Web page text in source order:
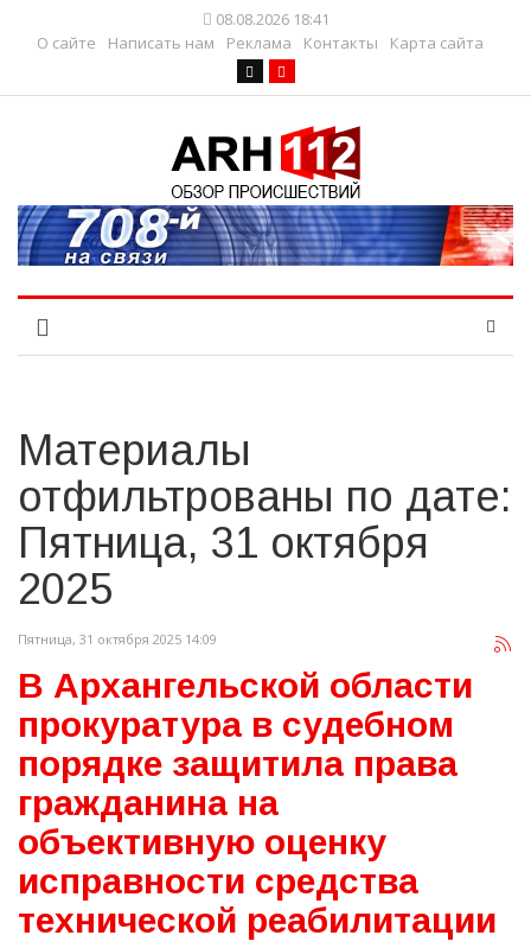
08.08.2026 18:41
О сайте
Написать нам Реклама Контакты Карта сайта
Материалы
отфильтрованы по дате:
Пятница, 31 октября
2025
Пятница, 31 октября 2025 14:09
В Архангельской области
прокуратура в судебном
порядке защитила права
гражданина на
объективную оценку
исправности средства
технической реабилитации